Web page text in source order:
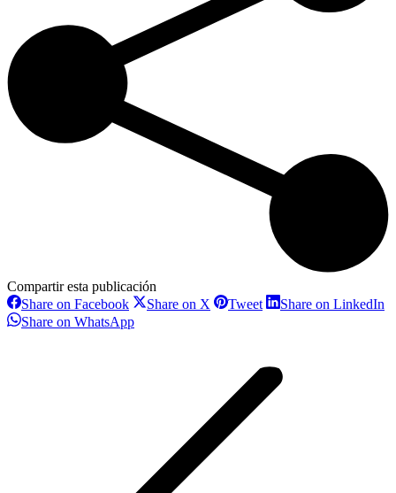
Compartir esta publicación
Share on FacebookShare
on
Facebook
Share on X ShareTweetShareShare on LinkedIn
Share on WhatsAppShare